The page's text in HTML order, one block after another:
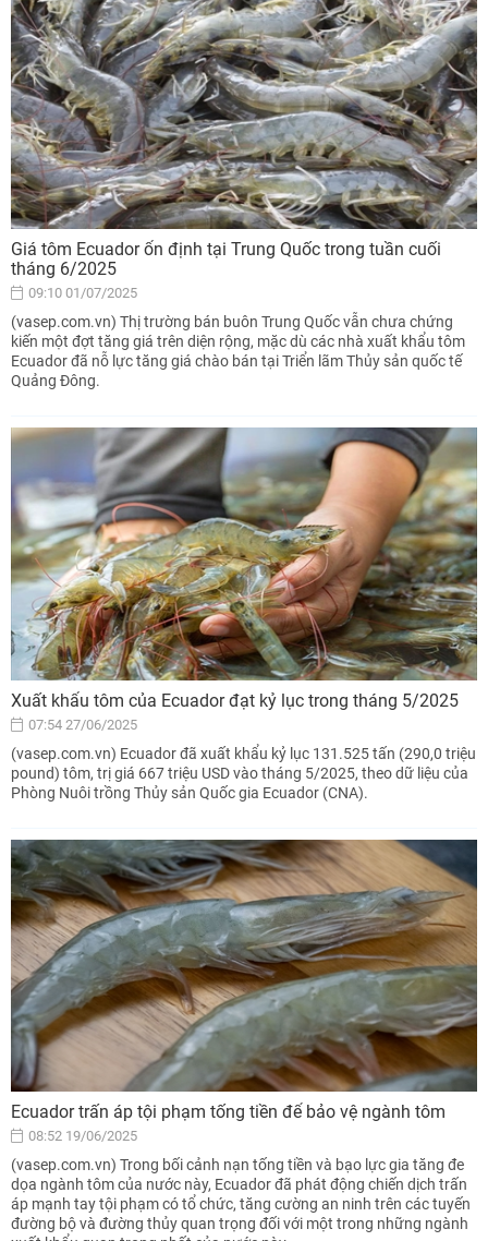
Giá tôm Ecuador ổn định tại Trung Quốc trong tuần cuối
tháng 6/2025
09:10 01/07/2025
(vasep.com.vn) Thị trường bán buôn Trung Quốc vẫn chưa chứng
kiến một đợt tăng giá trên diện rộng, mặc dù các nhà xuất khẩu tôm
Ecuador đã nỗ lực tăng giá chào bán tại Triển lãm Thủy sản quốc tế
Quảng Đông.
Xuất khẩu tôm của Ecuador đạt kỷ lục trong tháng 5/2025
07:54 27/06/2025
(vasep.com.vn) Ecuador đã xuất khẩu kỷ lục 131.525 tấn (290,0 triệu
pound) tôm, trị giá 667 triệu USD vào tháng 5/2025, theo dữ liệu của
Phòng Nuôi trồng Thủy sản Quốc gia Ecuador (CNA).
Ecuador trấn áp tội phạm tống tiền để bảo vệ ngành tôm
08:52 19/06/2025
(vasep.com.vn) Trong bối cảnh nạn tống tiền và bạo lực gia tăng đe
dọa ngành tôm của nước này, Ecuador đã phát động chiến dịch trấn
áp mạnh tay tội phạm có tổ chức, tăng cường an ninh trên các tuyến
đường bộ và đường thủy quan trọng đối với một trong những ngành